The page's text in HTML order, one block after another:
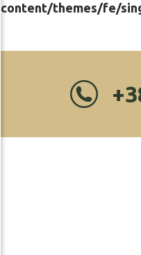
content/themes/fe/